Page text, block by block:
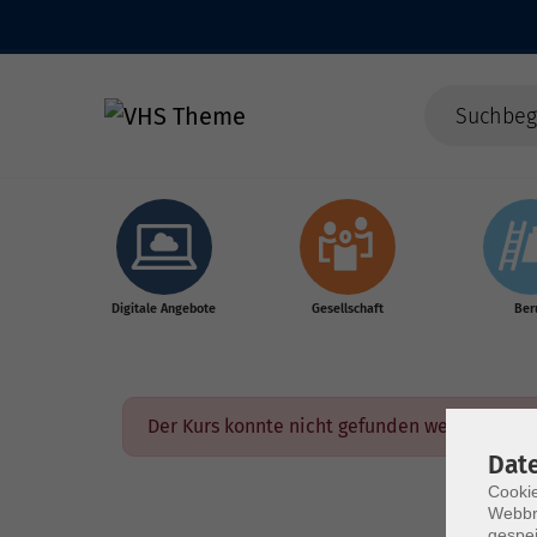
Digitale Angebote Gesellschaft
Der Kurs konnte nicht gefunden werden.